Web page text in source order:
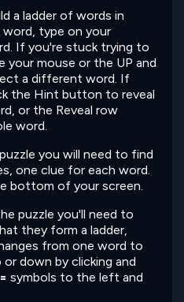
a ladder of words in
word, type on your
If you're stuck trying to
your mouse or the UP and
a different word. If
the Hint button to reveal
or the Reveal row
word.
you will need to find
one clue for each word.
bottom of your screen.
puzzle you'll need to
they form a ladder,
from one word to
down by clicking and
= symbols to the left and